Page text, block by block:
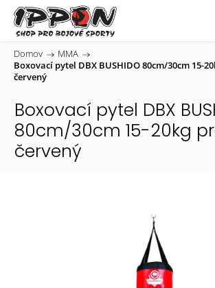
Domov / MMA /
Boxovací pytel DBX BUSHIDO 80cm/30cm 15-
červený
Boxovací pytel DBX
80cm/30cm 15-20kg
červený